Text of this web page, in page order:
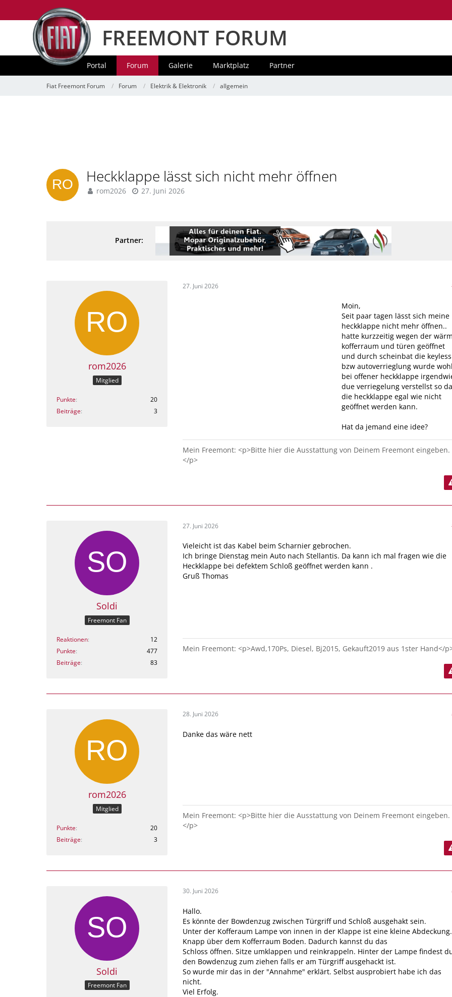
FREEMONT FORUM
Portal Forum Galerie Marktplatz Partner
Fiat Freemont Forum Forum Elektrik & Elektronik allgemein
Heckklappe lässt sich nicht mehr öffnen
rom2026 27. Juni 2026
Partner:
rom2026
Mitglied
Punkte
20
Beiträge
3
27. Juni 2026
Moin,
Seit paar tagen lässt sich meine
heckklappe nicht mehr öffnen..
hatte kurzzeitig wegen der
kofferraum und türen geöffnet
und durch scheinbat die keyless
bzw autoverrieglung wurde
bei offener heckklappe
due verriegelung verstellst so
die heckklappe egal wie nicht
geöffnet werden kann.
Hat da jemand eine idee?
Mein Freemont: <p>Bitte hier die Ausstattung von Deinem Freemont eingeben.
</p>
Soldi
Freemont Fan
Reaktionen
12
Punkte
477
Beiträge
83
27. Juni 2026
Vieleicht ist das Kabel beim Scharnier gebrochen.
Ich bringe Dienstag mein Auto nach Stellantis. Da kann ich mal fragen wie die
Heckklappe bei defektem Schloß geöffnet werden kann .
Gruß Thomas
Mein Freemont: <p>Awd,170Ps, Diesel, Bj2015, Gekauft2019 aus 1ster Hand</
rom2026
Mitglied
Punkte
20
Beiträge
3
28. Juni 2026
Danke das wäre nett
Mein Freemont: <p>Bitte hier die Ausstattung von Deinem Freemont eingeben.
</p>
Soldi
Freemont Fan
30. Juni 2026
Hallo.
Es könnte der Bowdenzug zwischen Türgriff und Schloß ausgehakt sein.
Unter der Kofferaum Lampe von innen in der Klappe ist eine kleine Abdeckung.
Knapp über dem Kofferraum Boden. Dadurch kannst du das
Schloss öffnen. Sitze umklappen und reinkrappeln. Hinter der Lampe findest
den Bowdenzug zum ziehen falls er am Türgriff ausgehackt ist.
So wurde mir das in der "Annahme" erklärt. Selbst ausprobiert habe ich das
nicht.
Viel Erfolg.